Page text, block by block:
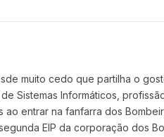
muito cedo que partilha o
Sistemas Informáticos,
ao entrar na fanfarra dos
EIP da corporação dos